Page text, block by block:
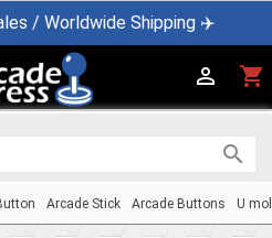
/ Worldwide Shipping ✈️
shopping_cart


Arcade Stick Arcade Buttons U